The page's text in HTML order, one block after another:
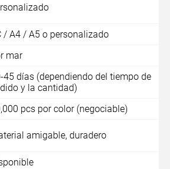
/ A4 / A5 o personalizado
mar
45 días (dependiendo del tiempo de
y la cantidad)
pcs por color (negociable)
amigable, duradero